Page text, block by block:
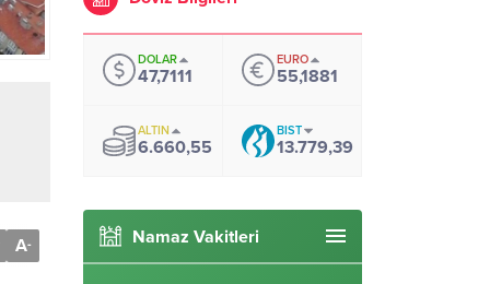
A-
DOLAR
47,7111
EURO
55,1881
ALTIN
6.660,55
BIST
13.779,39
Namaz Vakitleri